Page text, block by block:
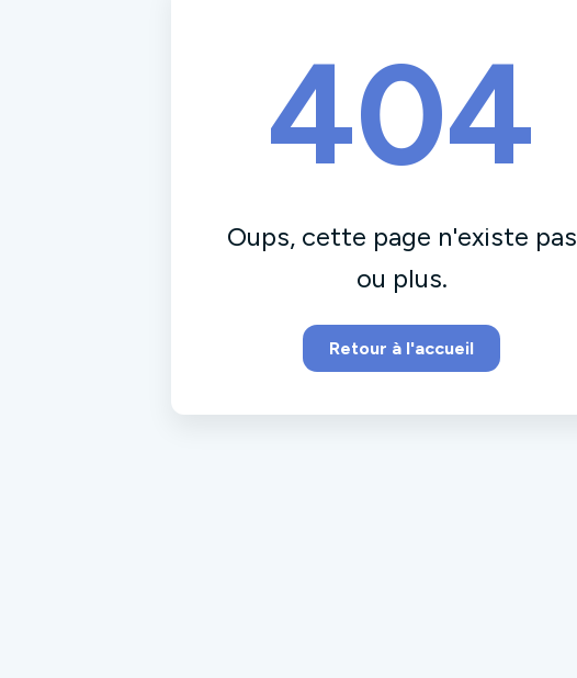
404
Oups, cette page n'existe pas
ou plus.
Retour à l'accueil